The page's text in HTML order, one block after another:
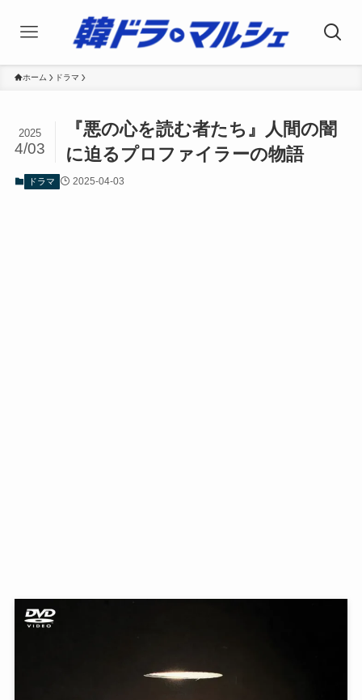
ホーム ドラマ
『悪の心を読む者たち』人間の闇
に迫るプロファイラーの物語
2025
4/03
ドラマ 2025-04-03